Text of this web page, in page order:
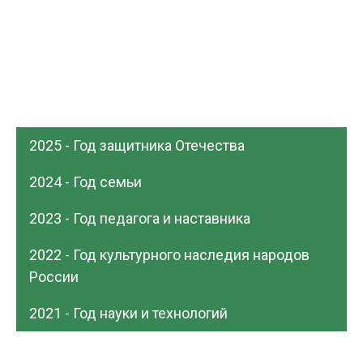
2025 - Год защитника Отечества
2024 - Год семьи
2023 - Год педагога и наставника
2022 - Год культурного наследия народов
России
2021 - Год науки и технологий